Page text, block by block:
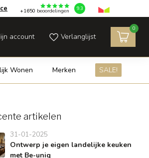
+1650 beoordelingen 9.3
account Verlanglijst
0
Wonen Merken SALE!
artikelen
31-01-2025
Ontwerp je eigen landelijke keuken
met Be-uniq